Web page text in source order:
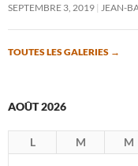
SEPTEMBRE 3, 2019
JEAN-
TOUTES LES GALERIES →
AOÛT 2026
L M M